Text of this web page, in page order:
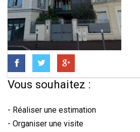
Vous souhaitez :
- Réaliser une estimation
- Organiser une visite